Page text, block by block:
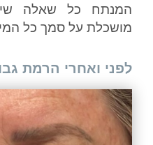
המנתח כל שאלה
מושכלת על סמך כל
לפני ואחרי הרמת